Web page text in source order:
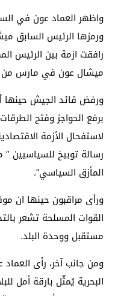
واظهر العماد عون في
ورمزها الرئيس السابق
رافقت ازمة بين الرئيس
ميشال عون في مارس من عام
ورفض قائد الجيش حينها
برفع الحواجز وفتح
لاستفحال الأزمة
رسالة توبيخ للسياسيين ”
المأزق السياسي”.
ورأى مراقبون حينها ان
القوات المسلحة تشعر
مستقبل ووحدة البلد.
ومن جانب آخر، رأى
البحرية يُمثّل بارقة أمل